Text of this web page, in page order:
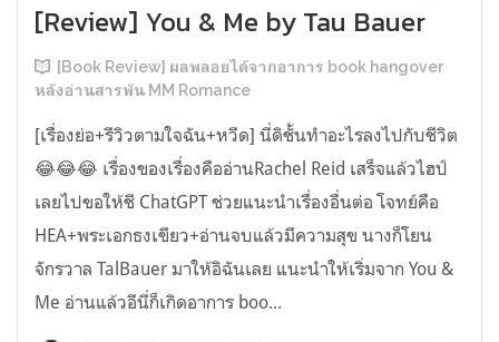
[Review] You & Me by Tau Bauer
[Book Review] ผลพลอยได้จากอาการ book hangover
หลังอ่านสารพัน MM Romance
[เรื่องย่อ+รีวิวตามใจฉัน+หวีด] นี่ดิชั้นทำอะไรลงไปกับชีวิต
😂😂😂 เรื่องของเรื่องคืออ่านRachel Reid เสร็จแล้วไฮป์
เลยไปขอให้ชี ChatGPT ช่วยแนะนำเรื่องอื่นต่อ โจทย์คือ
HEA+พระเอกธงเขียว+อ่านจบแล้วมีความสุข นางก็โยน
จักรวาล TalBauer มาให้อิฉันเลย แนะนำให้เริ่มจาก You &
Me อ่านแล้วอีนี่ก็เกิดอาการ boo...